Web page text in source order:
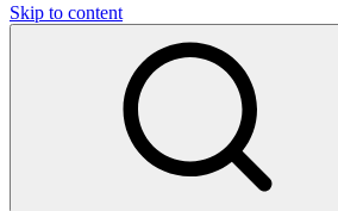
Skip to content